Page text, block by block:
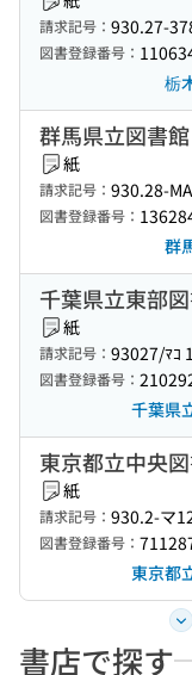
請求記号： 930.27-
図書登録番号：
栃
群馬県立図書館
紙
請求記号： 930.28-
図書登録番号：
群
千葉県立東部
紙
請求記号： 93027/ﾏｺ
図書登録番号：
千葉県
東京都立中央
紙
請求記号： 930.2-マ
図書登録番号：
東京都
書店で探す